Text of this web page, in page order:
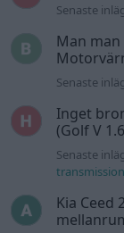
Senaste
Man
Senaste
Inget
(Golf V
Senaste
Kia Ceed